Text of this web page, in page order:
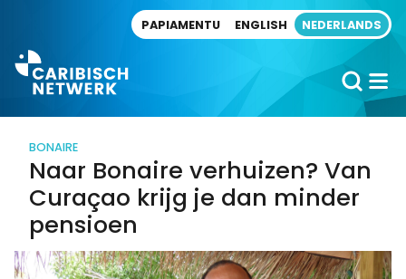
PAPIAMENTU ENGLISH NEDERLANDS
BONAIRE
Naar Bonaire verhuizen? Van
Curaçao krijg je dan minder
pensioen